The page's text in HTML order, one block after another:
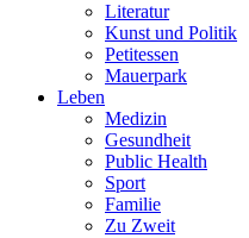
Literatur
Kunst und Politik
Petitessen
Mauerpark
Leben
Medizin
Gesundheit
Public Health
Sport
Familie
Zu Zweit